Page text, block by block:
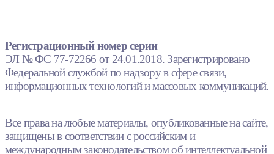
Регистрационный номер серии
ЭЛ № ФС 77-72266 от 24.01.2018. Зарегистрировано
Федеральной службой по надзору в сфере связи,
информационных технологий и массовых коммуникаций.
Все права на любые материалы, опубликованные на сайте,
защищены в соответствии с российским и
международным законодательством об интеллектуальной